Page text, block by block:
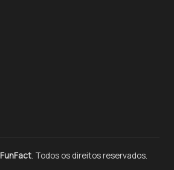
FunFact. Todos os direitos reservados.